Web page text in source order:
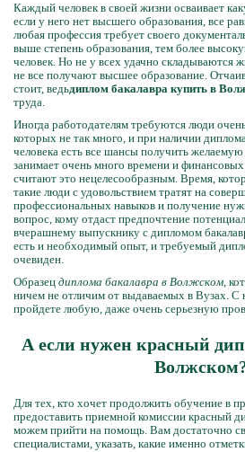
Каждый человек в своей жизни осваивает
если у него нет высшего образования, все
любая профессия требует своего
выше степень образования, тем более
человек. Но не у всех удачно складываются
не все получают высшее образование.
стоит, ведьдиплом бакалавра купить в
труда.
Иногда работодателям требуются люди
которых не так много, и при наличии
человека есть все шансы получить
занимает очень много времени и
считают это нецелесообразным. Время,
такие люди с удовольствием тратят на
профессиональных навыков и получение
вопрос, кому отдаст предпочтение
вчерашнему выпускнику с дипломом
есть и необходимый опыт, и требуемый
очевиден.
Образец диплома бакалавра в Волжском,
ничем не отличим от выдаваемых в Вузах.
пройдете любую, даже очень серьезную
А если нужен красный
Для тех, кто хочет продолжить обучение в
предоставить приемной комиссии красный
можем прийти на помощь. Вам достаточно
специалистами, указать, какие именно